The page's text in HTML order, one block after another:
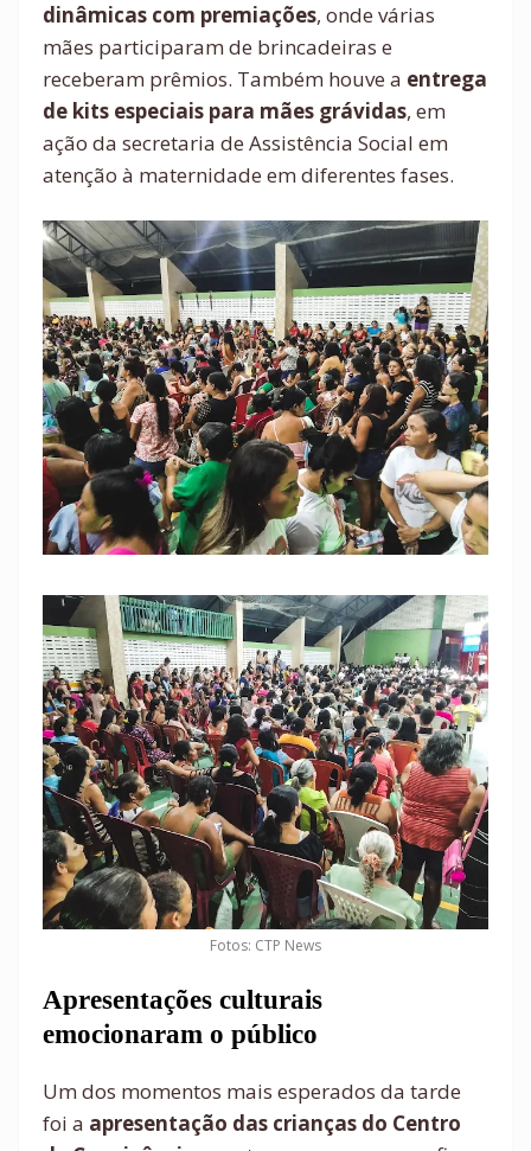
dinâmicas com premiações, onde várias
mães participaram de brincadeiras e
receberam prêmios. Também houve a entrega
de kits especiais para mães grávidas, em
ação da secretaria de Assistência Social em
atenção à maternidade em diferentes fases.
Fotos: CTP News
Apresentações culturais
emocionaram o público
Um dos momentos mais esperados da tarde
foi a apresentação das crianças do Centro